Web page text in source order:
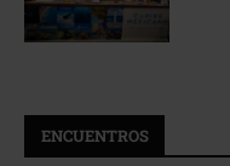
ENCUENTROS